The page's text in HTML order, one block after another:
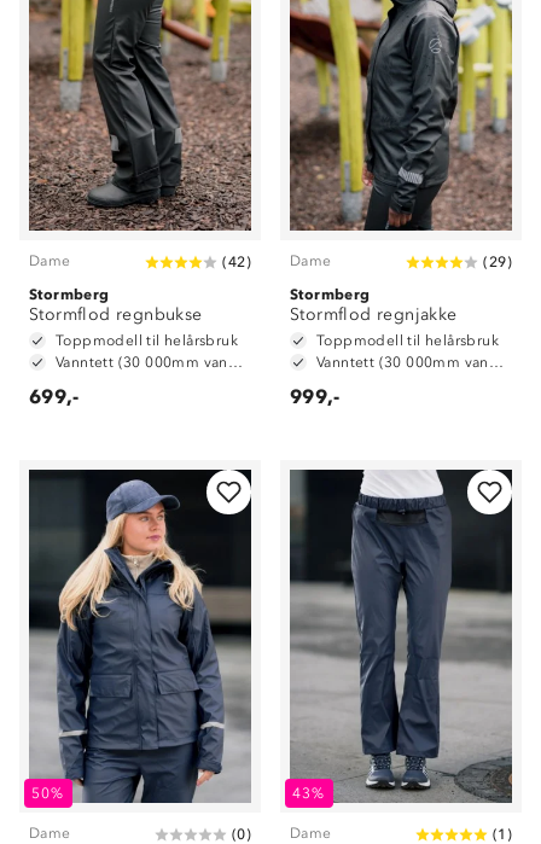
Dame (42)
Stormberg
Stormflod regnbukse
Toppmodell til helårsbruk
Vanntett (30 000mm vannsøyle)
699,-
Dame (29)
Stormberg
Stormflod regnjakke
Toppmodell til helårsbruk
Vanntett (30 000mm vannsøyle)
999,-
50%
Dame (0)
43%
Dame (1 )